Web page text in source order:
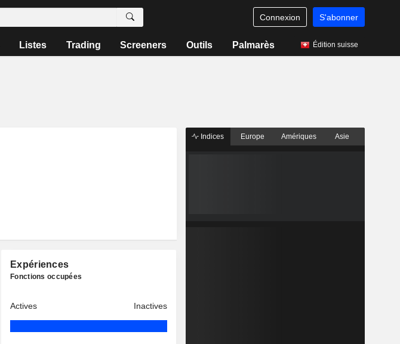
Connexion S'abonner
Listes Trading Screeners Outils Palmarès Édition suisse
Expériences
Fonctions occupées
Actives Inactives
Indices Europe Amériques Asie